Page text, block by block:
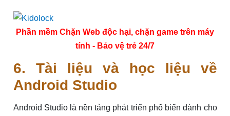
Phần mềm Chặn Web độc hại, chặn game trên máy
tính - Bảo vệ trẻ 24/7
6. Tài liệu và học liệu về
Android Studio
Android Studio là nền tảng phát triển phổ biến dành cho